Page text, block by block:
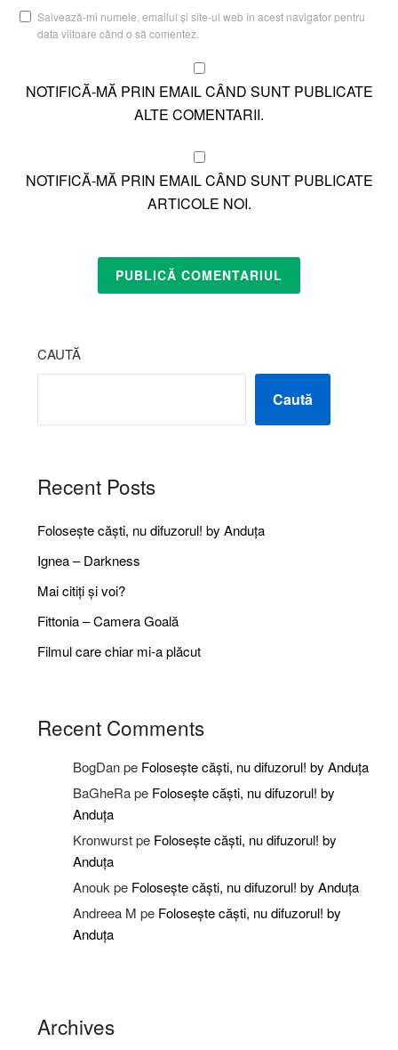
Salvează-mi numele, emailul și site-ul web în acest navigator pentru
data viitoare când o să comentez.
NOTIFICĂ-MĂ PRIN EMAIL CÂND SUNT PUBLICATE
ALTE COMENTARII.
NOTIFICĂ-MĂ PRIN EMAIL CÂND SUNT PUBLICATE
ARTICOLE NOI.
CAUTĂ
Caută
Recent Posts
Folosește căști, nu difuzorul! by Anduța
Ignea – Darkness
Mai citiți și voi?
Fittonia – Camera Goală
Filmul care chiar mi-a plăcut
Recent Comments
BogDanpe Folosește căști, nu difuzorul! by Anduța
BaGheRape Folosește căști, nu difuzorul! by
Anduța
Kronwurstpe Folosește căști, nu difuzorul! by
Anduța
Anoukpe Folosește căști, nu difuzorul! by Anduța
Andreea M pe Folosește căști, nu difuzorul! by
Anduța
Archives